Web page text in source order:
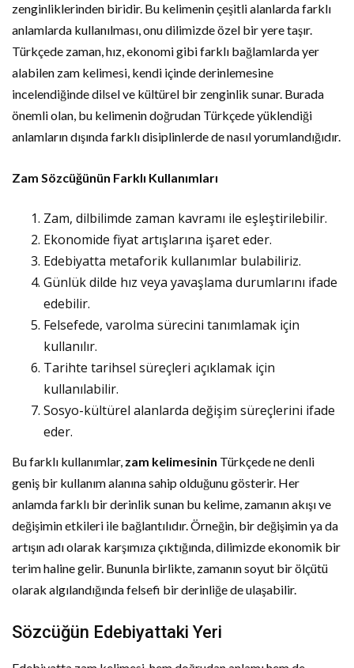
zenginliklerinden biridir. Bu kelimenin çeşitli alanlarda farklı
anlamlarda kullanılması, onu dilimizde özel bir yere taşır.
Türkçede zaman, hız, ekonomi gibi farklı bağlamlarda yer
alabilen zam kelimesi, kendi içinde derinlemesine
incelendiğinde dilsel ve kültürel bir zenginlik sunar. Burada
önemli olan, bu kelimenin doğrudan Türkçede yüklendiği
anlamların dışında farklı disiplinlerde de nasıl yorumlandığıdır.
Zam Sözcüğünün Farklı Kullanımları
Zam, dilbilimde zaman kavramı ile eşleştirilebilir.
Ekonomide fiyat artışlarına işaret eder.
Edebiyatta metaforik kullanımlar bulabiliriz.
Günlük dilde hız veya yavaşlama durumlarını ifade
edebilir.
Felsefede, varolma sürecini tanımlamak için
kullanılır.
Tarihte tarihsel süreçleri açıklamak için
kullanılabilir.
Sosyo-kültürel alanlarda değişim süreçlerini ifade
eder.
Bu farklı kullanımlar, zam kelimesinin Türkçede ne denli
geniş bir kullanım alanına sahip olduğunu gösterir. Her
anlamda farklı bir derinlik sunan bu kelime, zamanın akışı ve
değişimin etkileri ile bağlantılıdır. Örneğin, bir değişimin ya da
artışın adı olarak karşımıza çıktığında, dilimizde ekonomik bir
terim haline gelir. Bununla birlikte, zamanın soyut bir ölçütü
olarak algılandığında felsefi bir derinliğe de ulaşabilir.
Sözcüğün Edebiyattaki Yeri